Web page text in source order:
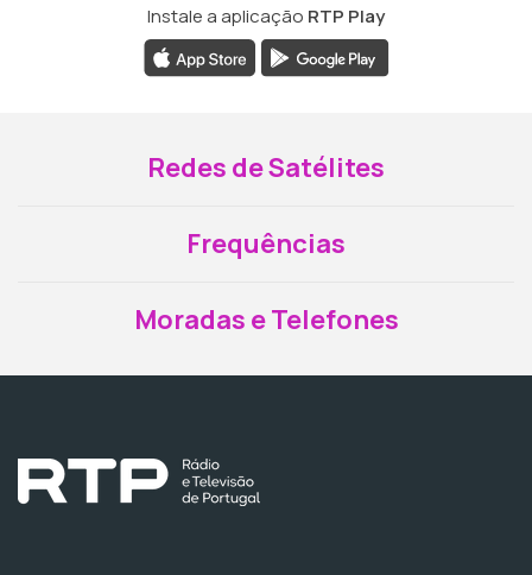
Instale a aplicação RTP Play
Redes de Satélites
Frequências
Moradas e Telefones